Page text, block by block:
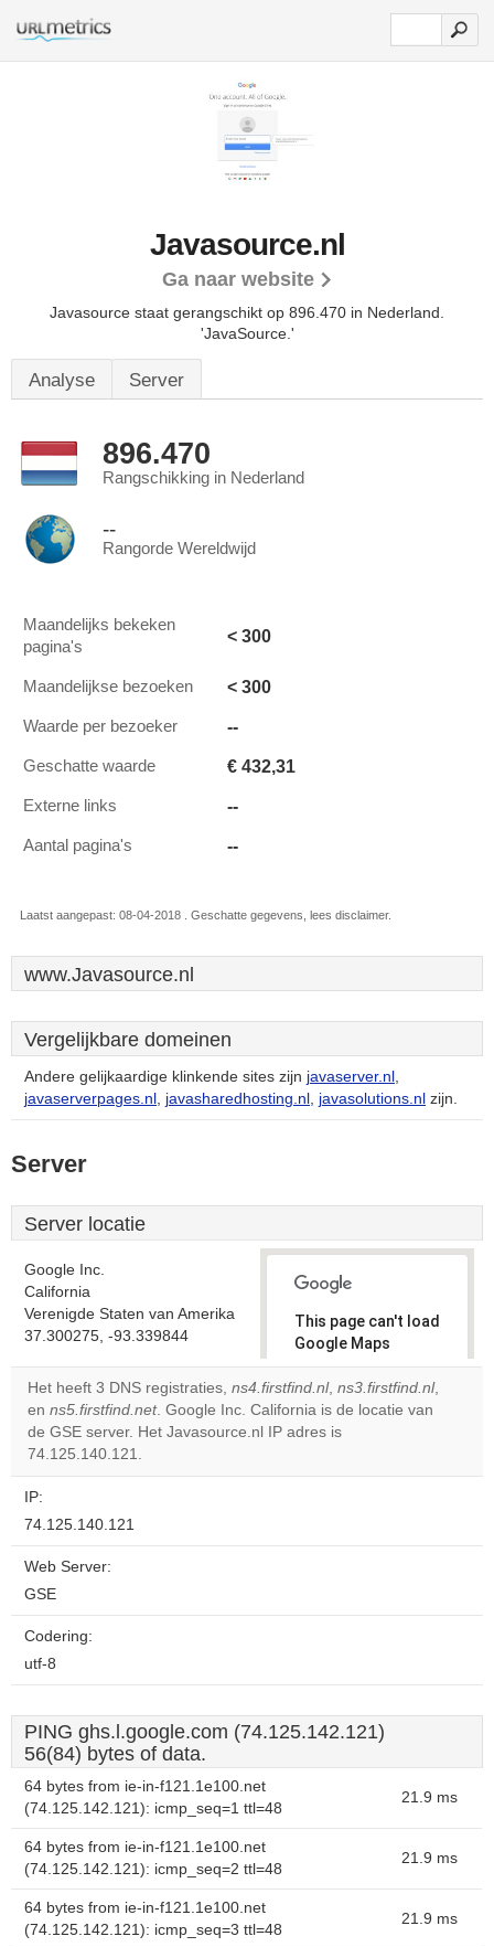
Javasource.nl
Ga naar website
Javasource staat gerangschikt op 896.470 in Nederland.
'JavaSource.'
Analyse Server
896.470
Rangschikking in Nederland
--
Rangorde Wereldwijd
Maandelijks bekeken
pagina's
< 300
Maandelijkse bezoeken < 300
Waarde per bezoeker --
Geschatte waarde € 432,31
Externe links --
Aantal pagina's --
Laatst aangepast: 08-04-2018 . Geschatte gegevens, lees disclaimer.
www.Javasource.nl
Vergelijkbare domeinen
Andere gelijkaardige klinkende sites zijn javaserver.nl ,
javaserverpages.nl , javasharedhosting.nl , javasolutions.nl zijn.
Server
Server locatie
Google Inc.
California
Verenigde Staten van Amerika
37.300275, -93.339844
This page can't load
Google Maps
correctly.
Do you
own this
Het heeft 3 DNS registraties, ns4.firstfind.nl, ns3.firstfind.nl,
en ns5.firstfind.net. Google Inc. California is de locatie van
de GSE server. Het Javasource.nl IP adres is
74.125.140.121.
IP:
74.125.140.121
Web Server:
GSE
Codering:
utf-8
PING ghs.l.google.com (74.125.142.121)
56(84) bytes of data.
64 bytes from ie-in-f121.1e100.net
(74.125.142.121): icmp_seq=1 ttl=48
21.9 ms
64 bytes from ie-in-f121.1e100.net
(74.125.142.121): icmp_seq=2 ttl=48
21.9 ms
64 bytes from ie-in-f121.1e100.net
(74.125.142.121): icmp_seq=3 ttl=48
21.9 ms